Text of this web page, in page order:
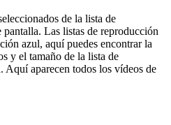
de la lista de
Las listas de reproducción
azul, aquí puedes encontrar la
y el tamaño de la lista de
aparecen todos los vídeos de